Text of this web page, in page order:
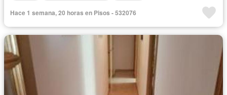
Hace 1 semana, 20 horas en Pisos - 532076